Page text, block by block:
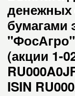
денежных
бумагами
(акции 1-
ISIN